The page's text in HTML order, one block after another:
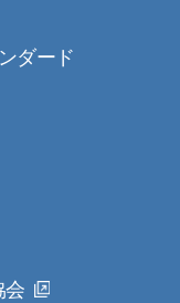
ダード
会